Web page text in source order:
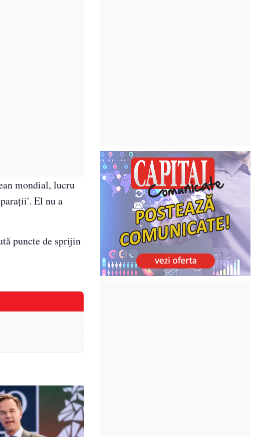
mondial, lucru
El nu a
puncte de sprijin